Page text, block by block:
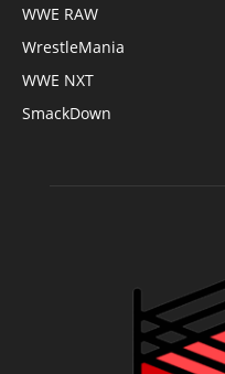
WWE RAW
WrestleMania
WWE NXT
SmackDown